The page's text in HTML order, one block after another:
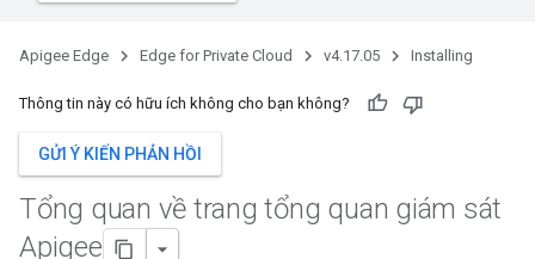
Apigee Edge Edge for Private Cloud v4.17.05 Installing
Thông tin này có hữu ích không cho bạn không?
GỬI Ý KIẾN PHẢN HỒI
Tổng quan về trang tổng quan giám sát
Apigee